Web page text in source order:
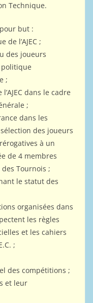
Technique.
but :
l’AJEC ;
des joueurs
politique
;
dans le cadre
;
dans les
des joueurs
à un
de 4 membres
Tournois ;
le statut des
organisées dans
les règles
et les cahiers
;
des compétitions ;
et leur